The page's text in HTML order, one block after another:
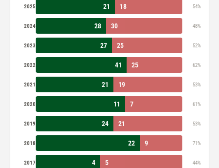
2025 21 18 54%
2024 28 30 48%
2023 27 25 52%
2022 41 25 62%
2021 21 19 53%
2020 11 7 61%
2019 24 21 53%
2018 22 9 71%
2017 4 5 44%